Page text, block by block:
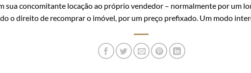
sua concomitante locação ao próprio vendedor – normalmente por um
o direito de recomprar o imóvel, por um preço prefixado. Um modo